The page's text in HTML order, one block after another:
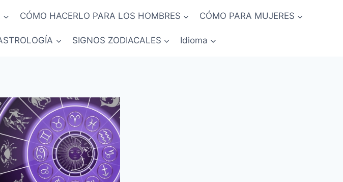
CÓMO HACERLO PARA LOS HOMBRES CÓMO PARA MUJERES
SIGNOS ZODIACALES Idioma